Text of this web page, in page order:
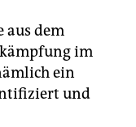
aus dem
im
ein
und